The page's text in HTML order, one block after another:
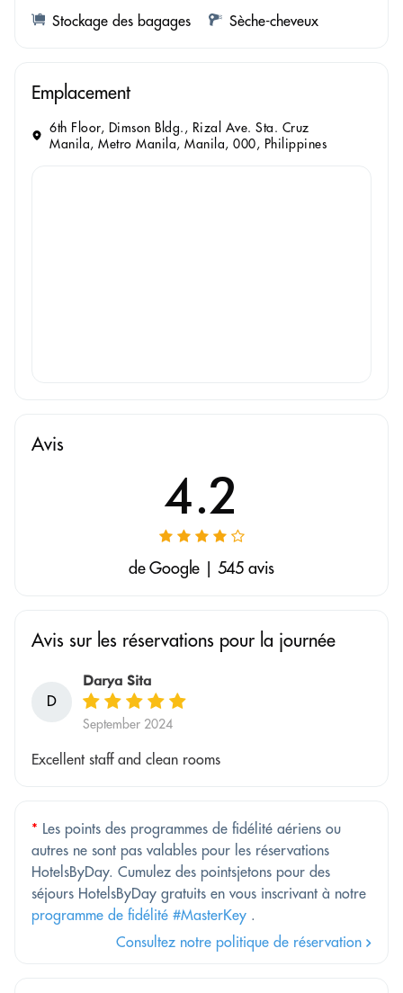
Stockage des bagages Sèche-cheveux
Emplacement
6th Floor, Dimson Bldg., Rizal Ave. Sta. Cruz
Manila, Metro Manila, Manila, 000, Philippines
Avis
4.2
de Google | 545 avis
Avis sur les réservations pour la journée
D
Darya Sita
September 2024
Excellent staff and clean rooms
* Les points des programmes de fidélité aériens ou
autres ne sont pas valables pour les réservations
HotelsByDay. Cumulez des pointsjetons pour des
séjours HotelsByDay gratuits en vous inscrivant à notre
programme de fidélité #MasterKey .
Consultez notre politique de réservation